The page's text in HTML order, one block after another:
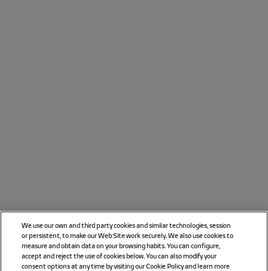
We use our own and third party cookies and similar technologies, session
or persistent, to make our Web Site work securely. We also use cookies to
measure and obtain data on your browsing habits. You can configure,
accept and reject the use of cookies below. You can also modify your
consent options at any time by visiting our Cookie Policy and learn more